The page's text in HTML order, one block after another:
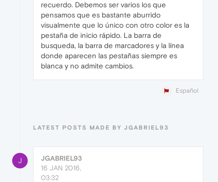
recuerdo. Debemos ser varios los que
pensamos que es bastante aburrido
visualmente que lo único con otro color es la
pestaña de inicio rápido. La barra de
busqueda, la barra de marcadores y la línea
donde aparecen las pestañas siempre es
blanca y no admite cambios.
Español
LATEST POSTS MADE BY JGABRIEL93
J
JGABRIEL93
16 JAN 2016,
03:32